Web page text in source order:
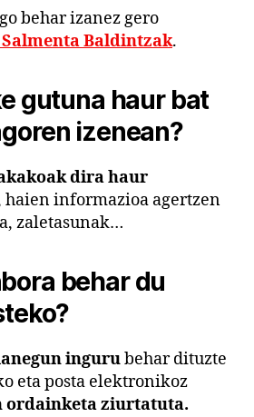
behar izanez gero
Baldintzak.
gutuna haur bat
izenean?
dira haur
haien informazioa agertzen
zaletasunak…
behar du
ingurubehar dituzte
eta posta elektronikoz
ordainketa ziurtatuta.